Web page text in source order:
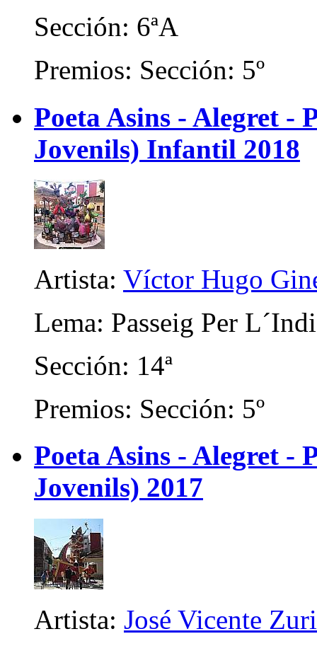
Sección: 6ªA
Premios: Sección: 5º
Poeta Asins - Alegret -
Jovenils) Infantil 2018
Artista: Víctor Hugo
Lema: Passeig Per
Sección: 14ª
Premios: Sección: 5º
Poeta Asins - Alegret -
Jovenils) 2017
Artista: José Vicente